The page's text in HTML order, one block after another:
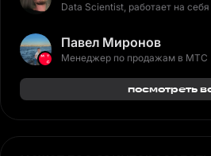
Data Scientist, работает на себя
Павел Миронов
Менеджер по продажам в МТС
посмотреть